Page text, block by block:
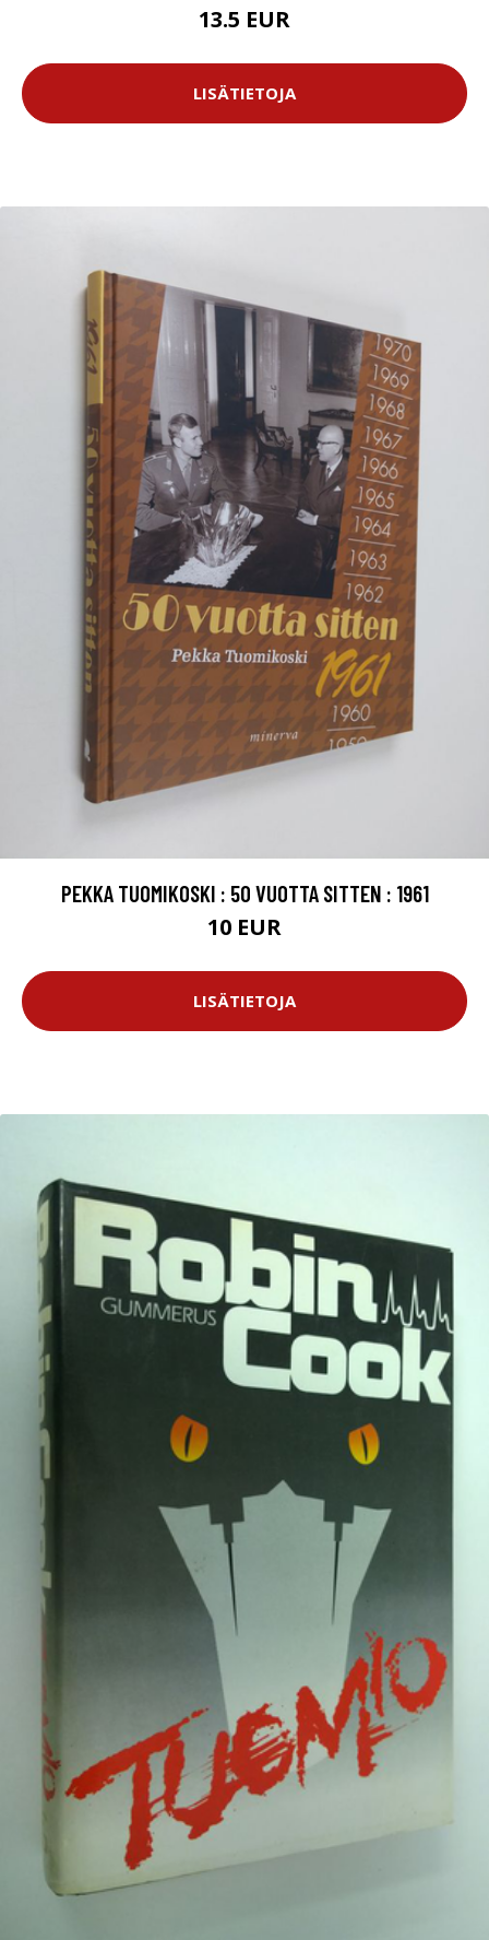
13.5 EUR
LISÄTIETOJA
PEKKA TUOMIKOSKI : 50 VUOTTA SITTEN : 1961
10 EUR
LISÄTIETOJA